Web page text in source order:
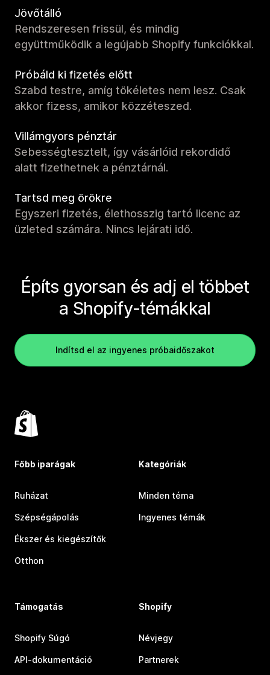
Jövőtálló
Rendszeresen frissül, és mindig
együttműködik a legújabb Shopify funkciókkal.
Próbáld ki fizetés előtt
Szabd testre, amíg tökéletes nem lesz. Csak
akkor fizess, amikor közzéteszed.
Villámgyors pénztár
Sebességtesztelt, így vásárlóid rekordidő
alatt fizethetnek a pénztárnál.
Tartsd meg örökre
Egyszeri fizetés, élethosszig tartó licenc az
üzleted számára. Nincs lejárati idő.
Építs gyorsan és adj el többet
a Shopify-témákkal
Indítsd el az ingyenes próbaidőszakot
Főbb iparágak
Ruházat
Szépségápolás
Ékszer és kiegészítők
Otthon
Kategóriák
Minden téma
Ingyenes témák
Támogatás
Shopify Súgó
API-dokumentáció
Shopify
Névjegy
Partnerek